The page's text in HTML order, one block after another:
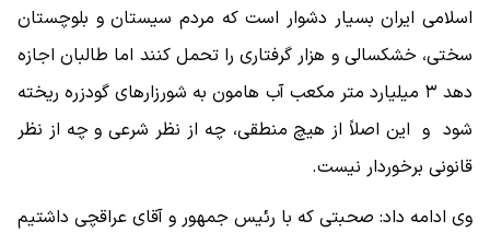
اسلامی ایران بسیار دشوار است که مردم سیستان و بلوچستان
سختی، خشکسالی و هزار گرفتاری را تحمل کنند اما طالبان اجازه
دهد ۳ میلیارد متر مکعب آب هامون به شورزارهای گودزره ریخته
شود و این اصلاً از هیچ منطقی، چه از نظر شرعی و چه از نظر
قانونی برخوردار نیست.
وی ادامه داد: صحبتی که با رئیس جمهور و آقای عراقچی داشتیم